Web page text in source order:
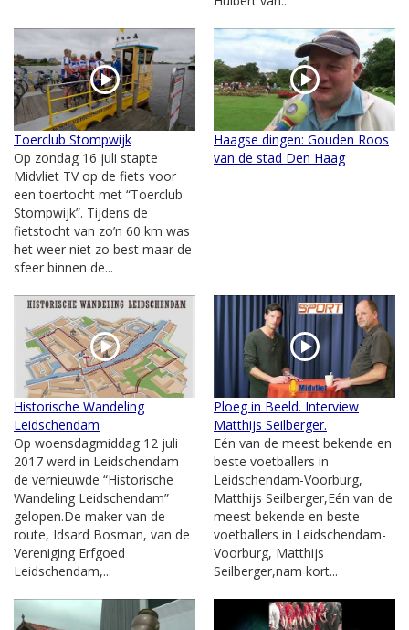
Toerclub Stompwijk
Op zondag 16 juli stapte
Midvliet TV op de fiets voor
een toertocht met “Toerclub
Stompwijk”. Tijdens de
fietstocht van zo’n 60 km was
het weer niet zo best maar de
sfeer binnen de...
Haagse dingen: Gouden Roos
van de stad Den Haag
Historische Wandeling
Leidschendam
Op woensdagmiddag 12 juli
2017 werd in Leidschendam
de vernieuwde “Historische
Wandeling Leidschendam”
gelopen.De maker van de
route, Idsard Bosman, van de
Vereniging Erfgoed
Leidschendam,...
Ploeg in Beeld. Interview
Matthijs Seilberger.
Eén van de meest bekende en
beste voetballers in
Leidschendam-Voorburg,
Matthijs Seilberger,Eén van de
meest bekende en beste
voetballers in Leidschendam-
Voorburg, Matthijs
Seilberger,nam kort...